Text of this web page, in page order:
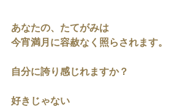
あなたの、たてがみは
今宵満月に容赦なく照らされます。
自分に誇り感じれますか？
好きじゃない